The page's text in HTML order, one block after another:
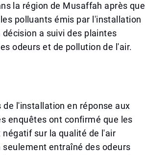
la région de Musaffah après que
polluants émis par l'installation
a suivi des plaintes
odeurs et de pollution de l'air.
l'installation en réponse aux
enquêtes ont confirmé que les
sur la qualité de l'air
entraîné des odeurs